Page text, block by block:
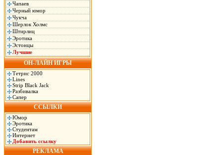
Чапаев
Черный юмор
Чукча
Шерлок Холмс
Штирлиц
Эротика
Эстонцы
Лучшие
ОН-ЛАЙН ИГРЫ
Тетрис 2000
Lines
Strip Black Jack
Разбивалка
Сапер
ССЫЛКИ
Юмор
Эротика
Студентам
Интернет
Добавить ссылку
РЕКЛАМА